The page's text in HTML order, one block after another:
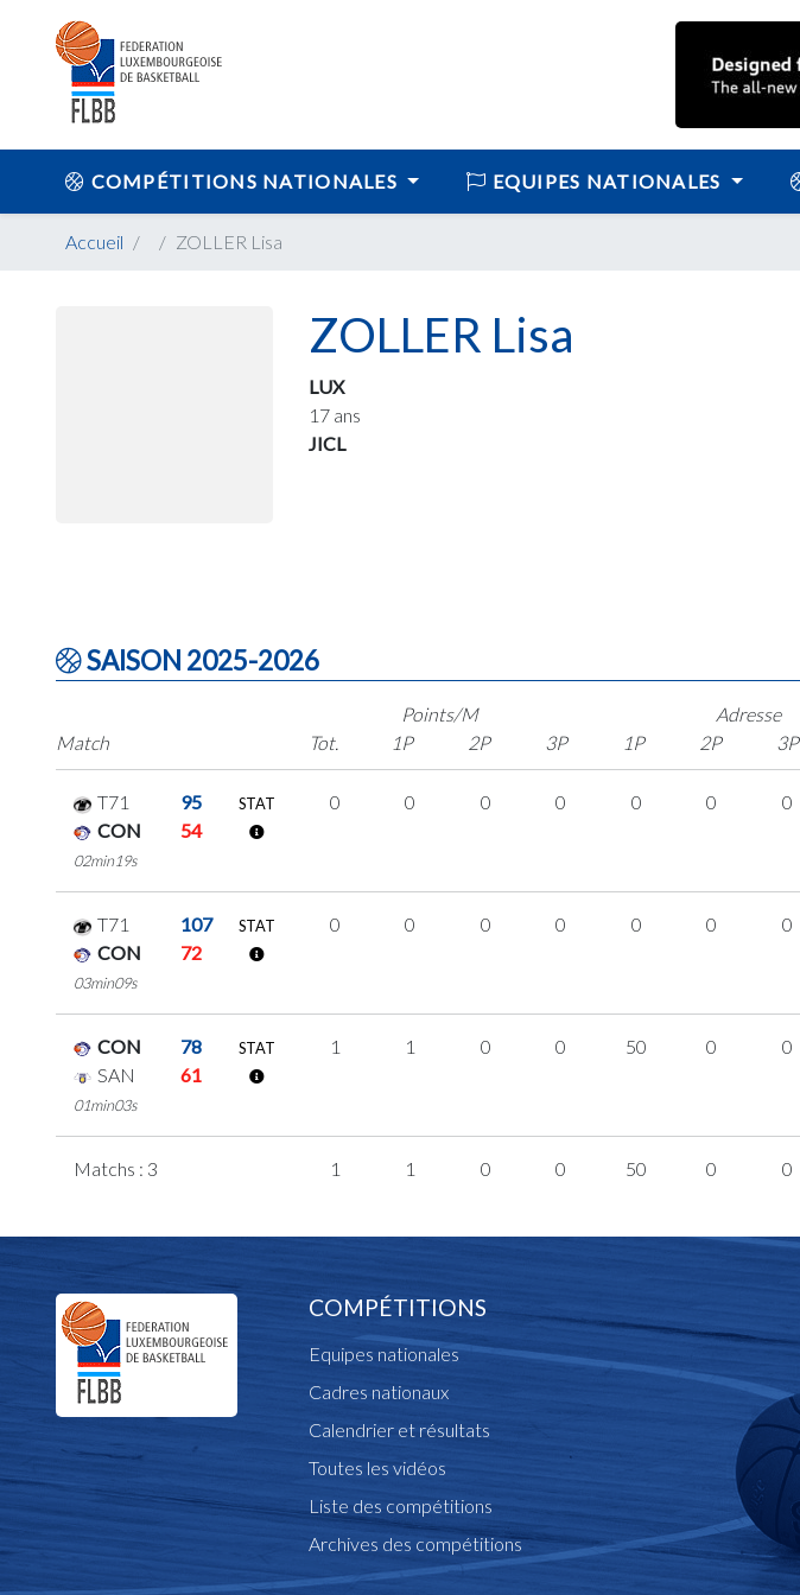
COMPÉTITIONS NATIONALES EQUIPES NATIONALES
Accueil ZOLLER Lisa
ZOLLER Lisa
LUX
17 ans
JICL
SAISON 2025-2026
Match
Points/M
Tot.
1P 2P 3P
Adresse
1P
2P 3P
T71
95
CON
54
02min19s
STAT 0 0 0 0 0 0 0
T71
107
CON
72
03min09s
STAT 0 0 0 0 0 0 0
CON
78
SAN
61
01min03s
STAT 1 1 0 0 50 0 0
Matchs : 3 1 1 0 0 50 0 0
COMPÉTITIONS
Equipes nationales
Cadres nationaux
Calendrier et résultats
Toutes les vidéos
Liste des compétitions
Archives des compétitions